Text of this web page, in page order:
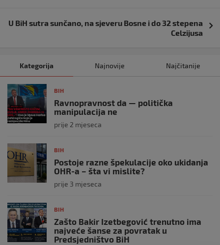
U BiH sutra sunčano, na sjeveru Bosne i do 32 stepena
Celzijusa
Kategorija Najnovije Najčitanije
BIH
Ravnopravnost da — politička
manipulacija ne
prije 2 mjeseca
BIH
Postoje razne špekulacije oko ukidanja
OHR-a – šta vi mislite?
prije 3 mjeseca
BIH
Zašto Bakir Izetbegović trenutno ima
najveće šanse za povratak u
Predsjedništvo BiH